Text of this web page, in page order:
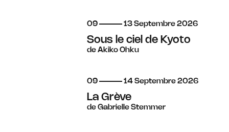
du
09 au
13 septembre
Septembre 2026
Sous le ciel de Kyoto
de Akiko Ohku
du
09 au
14 septembre
Septembre 2026
La Grève
de Gabrielle Stemmer